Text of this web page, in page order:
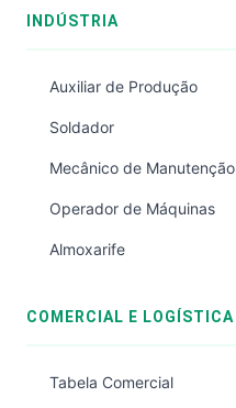
INDÚSTRIA
Auxiliar de Produção
Soldador
Mecânico de Manutenção
Operador de Máquinas
Almoxarife
COMERCIAL E LOGÍSTICA
Tabela Comercial